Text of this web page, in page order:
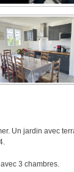
Un jardin avec
3 chambres.